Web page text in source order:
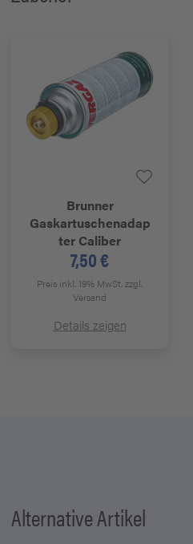
Brunner
Gaskartuschenadap
ter Caliber
7,50 €
Preis inkl. 19% MwSt.zzgl.
Versand
Details zeigen
Alternative Artikel